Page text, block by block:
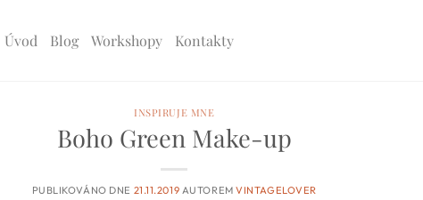
Úvod Blog Workshopy Kontakty
INSPIRUJE MNE
Boho Green Make-up
PUBLIKOVÁNO DNE 21.11.2019 AUTOREMVINTAGELOVER